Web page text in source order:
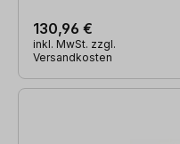
130,96 €
inkl. MwSt. zzgl.
Versandkosten